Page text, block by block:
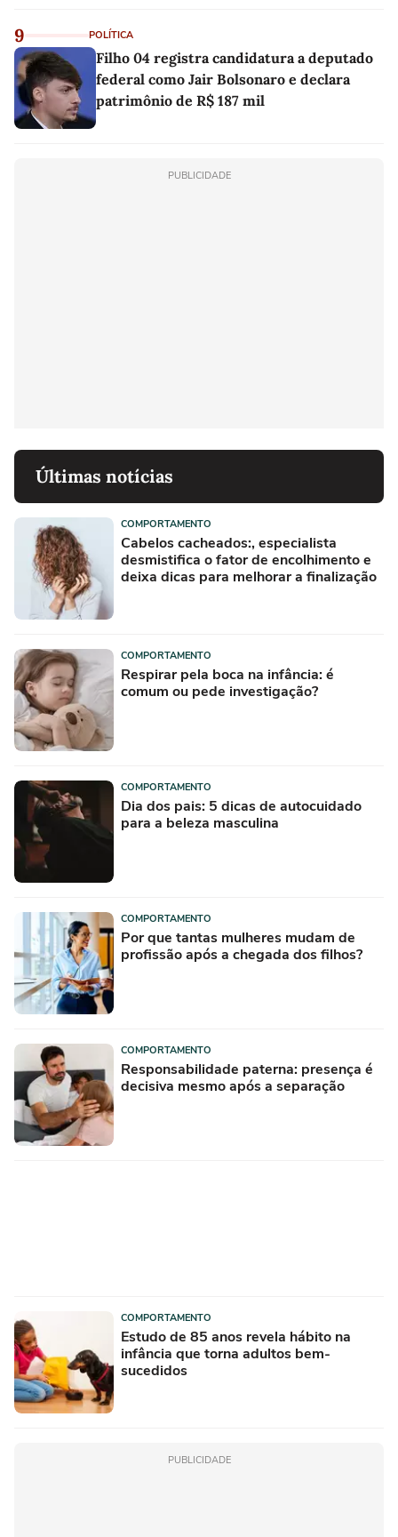
9 POLÍTICA
Filho 04 registra candidatura a deputado
federal como Jair Bolsonaro e declara
patrimônio de R$ 187 mil
PUBLICIDADE
Últimas notícias
COMPORTAMENTO
Cabelos cacheados:, especialista
desmistifica o fator de encolhimento e
deixa dicas para melhorar a finalização
COMPORTAMENTO
Respirar pela boca na infância: é
comum ou pede investigação?
COMPORTAMENTO
Dia dos pais: 5 dicas de autocuidado
para a beleza masculina
COMPORTAMENTO
Por que tantas mulheres mudam de
profissão após a chegada dos filhos?
COMPORTAMENTO
Responsabilidade paterna: presença é
decisiva mesmo após a separação
COMPORTAMENTO
Estudo de 85 anos revela hábito na
infância que torna adultos bem-
sucedidos
PUBLICIDADE